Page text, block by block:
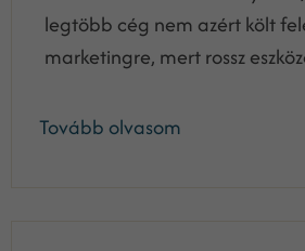
legtöbb cég nem azért költ
marketingre, mert rossz
Tovább olvasom